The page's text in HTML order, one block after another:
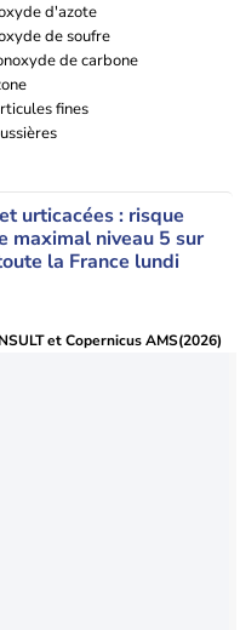
d'azote
de soufre
de carbone
fines
urticacées : risque
maximal niveau 5 sur
la France lundi
et Copernicus AMS(2026)